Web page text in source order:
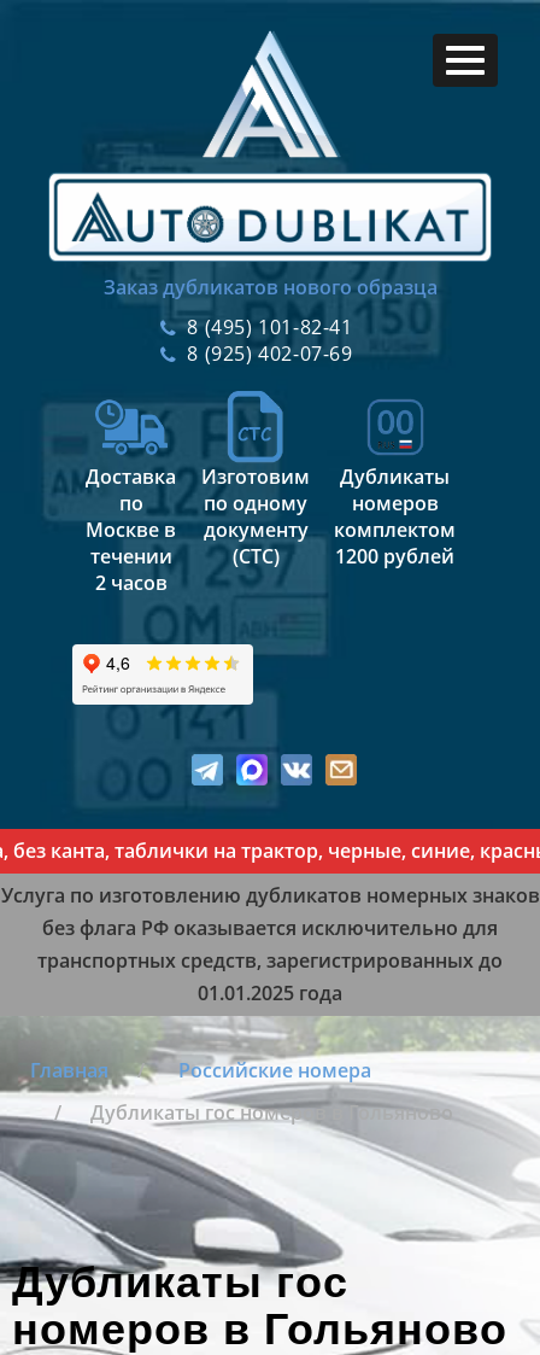
Заказ дубликатов нового образца
8 (495) 101-82-41
8 (925) 402-07-69
Доставка
по
Москве в
течении
2 часов
Изготовим
по одному
документу
(СТС)
Дубликаты
номеров
комплектом
1200 рублей
таблички на трактор, черные, синие,
Услуга по изготовлению дубликатов номерных знаков
без флага РФ оказывается исключительно для
транспортных средств, зарегистрированных до
01.01.2025 года
Главная
Российские номера
Дубликаты гос номеров в Гольяново
Дубликаты гос
номеров в Гольяново